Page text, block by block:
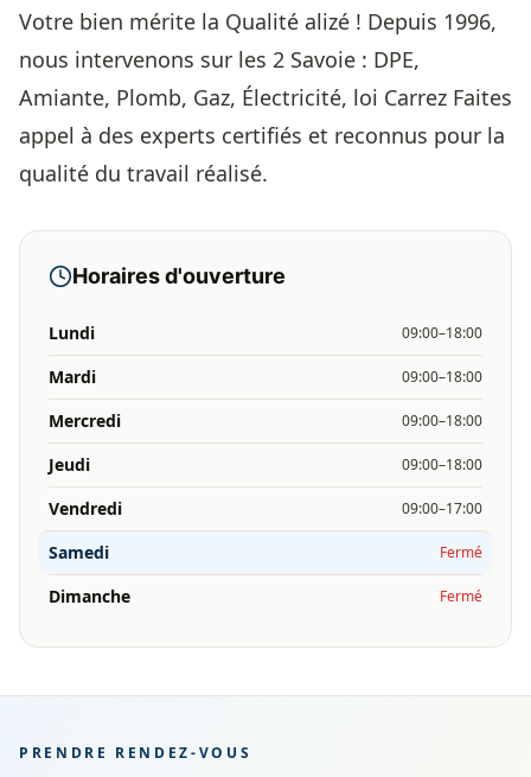
Votre bien mérite la Qualité alizé ! Depuis 1996,
nous intervenons sur les 2 Savoie : DPE,
Amiante, Plomb, Gaz, Électricité, loi Carrez Faites
appel à des experts certifiés et reconnus pour la
qualité du travail réalisé.
Horaires d'ouverture
Lundi 09:00–18:00
Mardi 09:00–18:00
Mercredi 09:00–18:00
Jeudi 09:00–18:00
Vendredi 09:00–17:00
Samedi Fermé
Dimanche Fermé
PRENDRE RENDEZ-VOUS